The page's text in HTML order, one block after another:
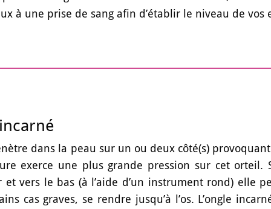
à une prise de sang afin d’établir le niveau de
dans la peau sur un ou deux côté(s)
exerce une plus grande pression sur cet
et vers le bas (à l’aide d’un instrument rond) elle
cas graves, se rendre jusqu’à l’os. L’ongle